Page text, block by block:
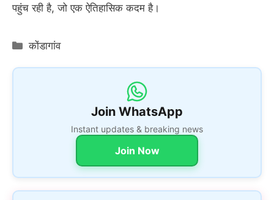
पहुंच रही है, जो एक ऐतिहासिक कदम है।
Categories
कोंडागांव
Join WhatsApp
Instant updates & breaking news
Join Now